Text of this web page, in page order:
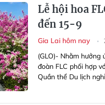
Lễ hội hoa
đến 15-9
Gia Lai hôm nay
(GLO)- Nhằm hưởng
đoàn FLC phối hợp
Quần thể Du lịch